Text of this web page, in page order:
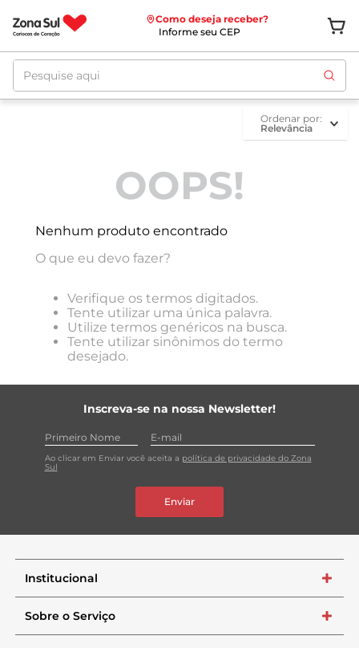
Como deseja receber?
Informe seu CEP
Pesquise aqui
ordenar por
Relevância
OOPS!
Nenhum produto encontrado
O que eu devo fazer?
Verifique os termos digitados.
Tente utilizar uma única palavra.
Utilize termos genéricos na busca.
Tente utilizar sinônimos do termo
desejado.
Inscreva-se na nossa Newsletter!
Ao clicar em Enviar você aceita a política de privacidade do Zona
Sul
Enviar
Institucional +
Sobre o Serviço +